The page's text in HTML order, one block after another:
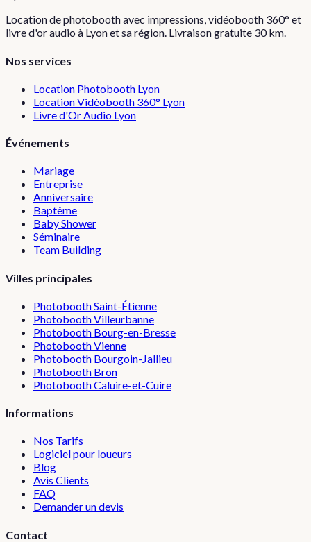
Location de photobooth avec impressions, vidéobooth 360° et
livre d'or audio à Lyon et sa région. Livraison gratuite 30 km.
Nos services
Location Photobooth Lyon
Location Vidéobooth 360° Lyon
Livre d'Or Audio Lyon
Événements
Mariage
Entreprise
Anniversaire
Baptême
Baby Shower
Séminaire
Team Building
Villes principales
PhotoboothSaint-Étienne
PhotoboothVilleurbanne
Photobooth Bourg-en-Bresse
PhotoboothVienne
Photobooth Bourgoin-Jallieu
Photobooth Bron
PhotoboothCaluire-et-Cuire
Informations
Nos Tarifs
Logiciel pour loueurs
Blog
Avis Clients
FAQ
Demander un devis
Contact